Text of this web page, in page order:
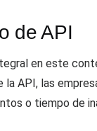
de API
en este
API, las
o tiempo de